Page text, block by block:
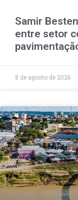
Samir
entre setor
8 de agosto de 2026